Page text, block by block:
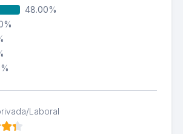
48.00%
Laboral